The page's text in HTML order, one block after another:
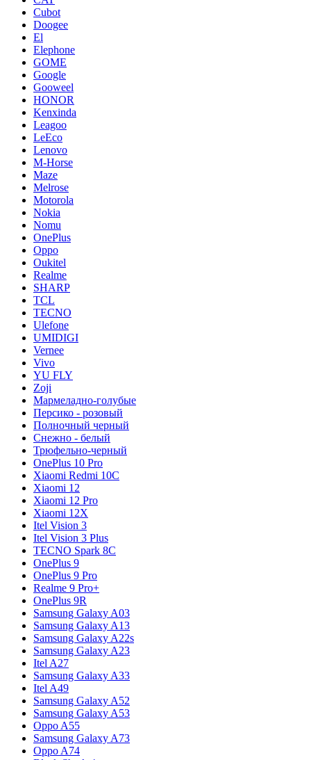
Cubot
Doogee
El
Elephone
GOME
Google
Gooweel
HONOR
Kenxinda
Leagoo
LeEco
Lenovo
M-Horse
Maze
Melrose
Motorola
Nokia
Nomu
OnePlus
Oppo
Oukitel
Realme
SHARP
TCL
TECNO
Ulefone
UMIDIGI
Vernee
Vivo
YU FLY
Zoji
Мармеладно-голубые
Персико - розовый
Полночный черный
Снежно - белый
Трюфельно-черный
OnePlus 10 Pro
Xiaomi Redmi 10C
Xiaomi 12
Xiaomi 12 Pro
Xiaomi 12X
Itel Vision 3
Itel Vision 3 Plus
TECNO Spark 8C
OnePlus 9
OnePlus 9 Pro
Realme 9 Pro+
OnePlus 9R
Samsung Galaxy A03
Samsung Galaxy A13
Samsung Galaxy A22s
Samsung Galaxy A23
Itel A27
Samsung Galaxy A33
Itel A49
Samsung Galaxy A52
Samsung Galaxy A53
Oppo A55
Samsung Galaxy A73
Oppo A74